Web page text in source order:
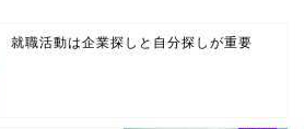
就職活動は企業探しと自分探しが重要